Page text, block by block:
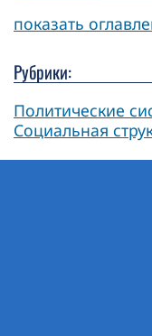
показать
Рубрики:
Политические
Социальная